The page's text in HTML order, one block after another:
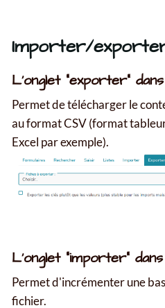
Importer/
L'onglet "exporter"
Permet de télécharger le
au format CSV (format
Excel par exemple).
L'onglet "importer"
Permet d'incrémenter une
fichier.